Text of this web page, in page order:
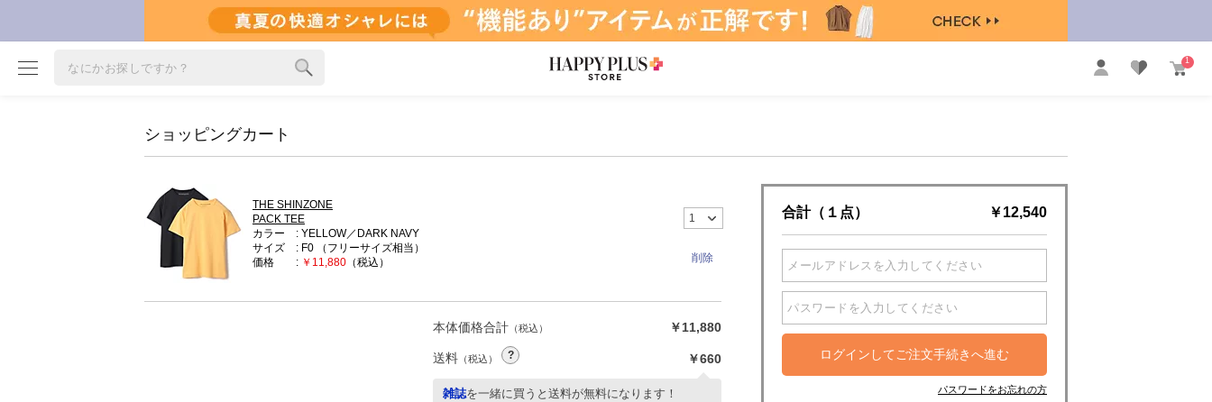
1
ショッピングカート
合計（１点） ￥12,540
パスワードをお忘れの方
THE SHINZONE
PACK TEE
カラー
YELLOW／DARK NAVY
サイズ
F0
（フリーサイズ相当）
価格
￥11,880 （税込）
本体価格合計 （税込） ￥11,880
送料 （税込） ￥660
雑誌を一緒に買うと送料が無料になります！